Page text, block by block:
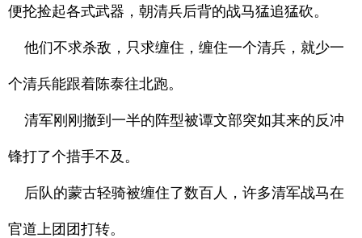
便抡捡起各式武器，朝清兵后背的战马猛追猛砍。
他们不求杀敌，只求缠住，缠住一个清兵，就少一
个清兵能跟着陈泰往北跑。
清军刚刚撤到一半的阵型被谭文部突如其来的反冲
锋打了个措手不及。
后队的蒙古轻骑被缠住了数百人，许多清军战马在
官道上团团打转。